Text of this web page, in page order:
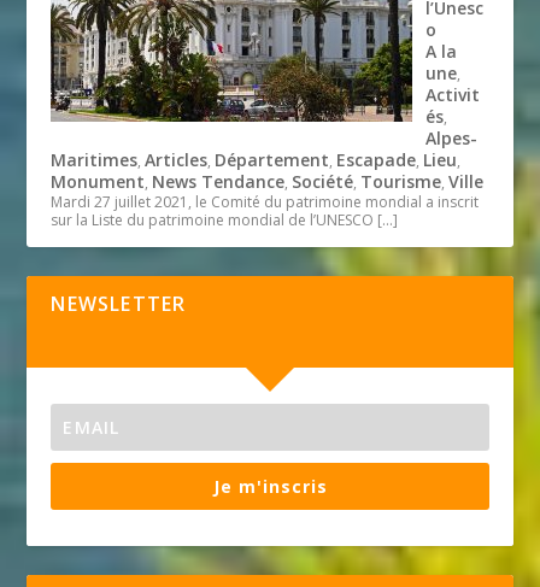
l’Unesc
o
A la
une,
Activit
és,
Alpes-
Maritimes,Articles, Département, Escapade, Lieu,
Monument, News Tendance, Société, Tourisme,Ville
Mardi 27 juillet 2021, le Comité du patrimoine mondial a inscrit
sur la Liste du patrimoine mondial de l’UNESCO […]
NEWSLETTER
Je m'inscris